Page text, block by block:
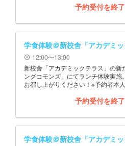
予約受付を終
学食体験＠新校舎「アカデミ
schedule 12:00〜13:00
新校舎「アカデミックテラス」の新
ングコモンズ」にてランチ体験実
お召し上がりください！※予約者本
予約受付を終
学食体験＠新校舎「アカデミ